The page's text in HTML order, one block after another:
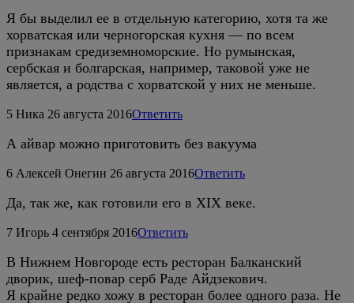
Я бы выделил ее в отдельную категорию, хотя та же
хорватская или черногорская кухня — по всем
признакам средиземноморские. Но румынская,
сербская и болгарская, например, таковой уже не
является, а родства с хорватской у них не меньше.
5 Ника 26 августа 2016Ответить
А айвар можно приготовить без вакуума
6 Алексей Онегин 26 августа 2016Ответить
Да, так же, как готовили его в XIX веке.
7 Игорь 4 сентября 2016Ответить
В Нижнем Новгороде есть ресторан Балканский
дворик, шеф-повар серб Раде Айдзекович.
Я крайне редко хожу в ресторан более одного раза. Не